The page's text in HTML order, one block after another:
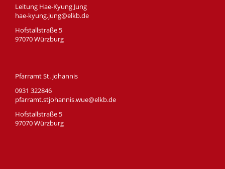
Leitung Hae-Kyung Jung
hae-kyung.jung@elkb.de
Hofstallstraße 5
97070 Würzburg
Pfarramt St. johannis
0931 322846
pfarramt.stjohannis.wue@elkb.de
Hofstallstraße 5
97070 Würzburg